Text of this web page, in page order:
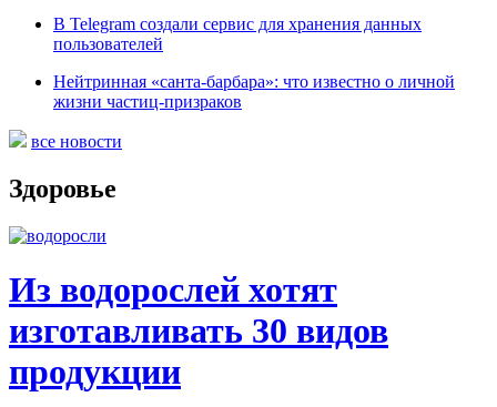
В Telegram создали сервис для хранения данных
пользователей
Нейтринная «санта-барбара»: что известно о личной
жизни частиц-призраков
все новости
Здоровье
Из водорослей хотят
изготавливать 30 видов
продукции